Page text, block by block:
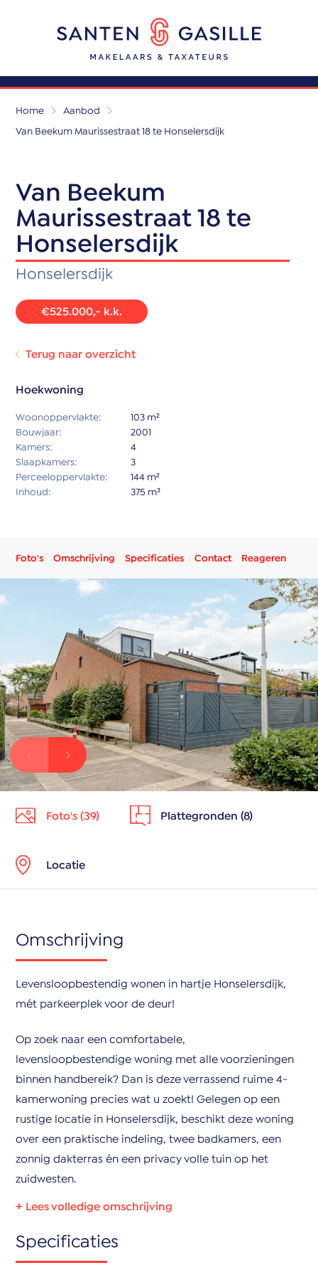
Home
Aanbod
Van Beekum Maurissestraat 18 te Honselersdijk
Van Beekum
Maurissestraat 18 te
Honselersdijk
Honselersdijk
€525.000,- k.k.
Terug naar overzicht
Hoekwoning
Woonoppervlakte:
103 m²
Bouwjaar:
2001
Kamers:
4
Slaapkamers:
3
Perceeloppervlakte:
144 m²
Inhoud:
375 m³
Foto's Omschrijving Specificaties Contact Reageren
Foto's (39) Plattegronden (8)
Locatie
Omschrijving
Levensloopbestendig wonen in hartje Honselersdijk,
mét parkeerplek voor de deur!
Op zoek naar een comfortabele,
levensloopbestendige woning met alle voorzieningen
binnen handbereik? Dan is deze verrassend ruime 4-
kamerwoning precies wat u zoekt! Gelegen op een
rustige locatie in Honselersdijk, beschikt deze woning
over een praktische indeling, twee badkamers, een
zonnig dakterras én een privacy volle tuin op het
zuidwesten.
Specificaties